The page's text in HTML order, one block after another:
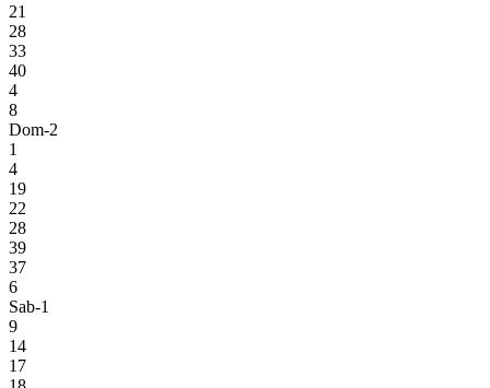
21
28
33
40
4
8
Dom-2
1
4
19
22
28
39
37
6
Sab-1
9
14
17